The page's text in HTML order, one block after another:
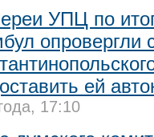
УПЦ по
опровергли
ей
17:10